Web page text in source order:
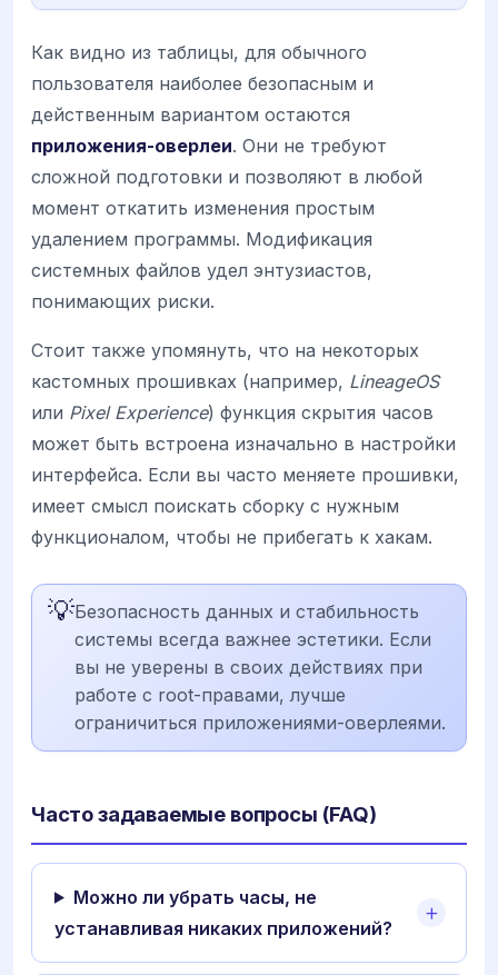
Как видно из таблицы, для обычного
пользователя наиболее безопасным и
действенным вариантом остаются
приложения-оверлеи. Они не требуют
сложной подготовки и позволяют в любой
момент откатить изменения простым
удалением программы. Модификация
системных файлов удел энтузиастов,
понимающих риски.
Стоит также упомянуть, что на некоторых
кастомных прошивках (например, LineageOS
или Pixel Experience) функция скрытия часов
может быть встроена изначально в настройки
интерфейса. Если вы часто меняете прошивки,
имеет смысл поискать сборку с нужным
функционалом, чтобы не прибегать к хакам.
💡Безопасность данных и стабильность
системы всегда важнее эстетики. Если
вы не уверены в своих действиях при
работе с root-правами, лучше
ограничиться приложениями-оверлеями.
Часто задаваемые вопросы (FAQ)
Можно ли убрать часы, не
устанавливая никаких приложений?